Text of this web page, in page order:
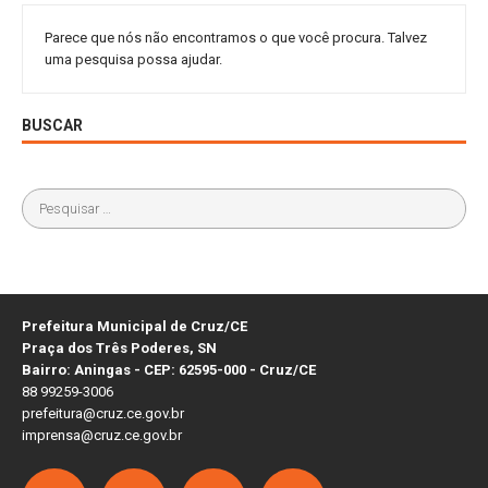
Parece que nós não encontramos o que você procura. Talvez
uma pesquisa possa ajudar.
BUSCAR
Prefeitura Municipal de Cruz/CE
Praça dos Três Poderes, SN
Bairro: Aningas - CEP: 62595-000 - Cruz/CE
88 99259-3006
prefeitura@cruz.ce.gov.br
imprensa@cruz.ce.gov.br